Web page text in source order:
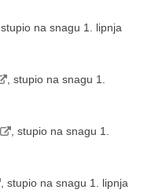
, stupio na snagu 1. lipnja
, stupio na snagu 1.
, stupio na snagu 1.
, stupio na snagu 1. lipnja